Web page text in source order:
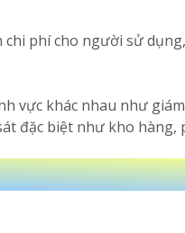
phí cho người sử
vực khác nhau như
đặc biệt như kho hàng,